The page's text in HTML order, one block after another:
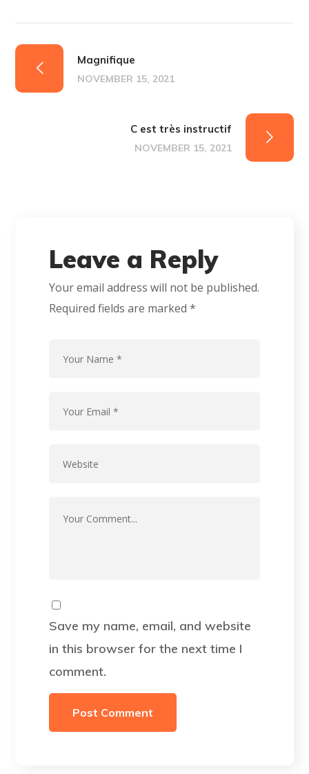
Magnifique
NOVEMBER 15, 2021
C est très instructif
NOVEMBER 15, 2021
Leave a Reply
Your email address will not be published.
Required fields are marked*
Save my name, email, and website
in this browser for the next time I
comment.